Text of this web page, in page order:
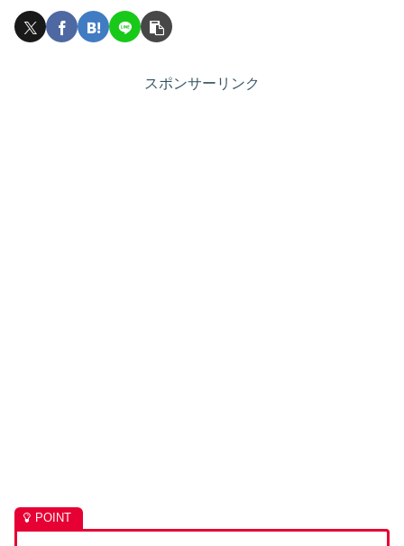
スポンサーリンク